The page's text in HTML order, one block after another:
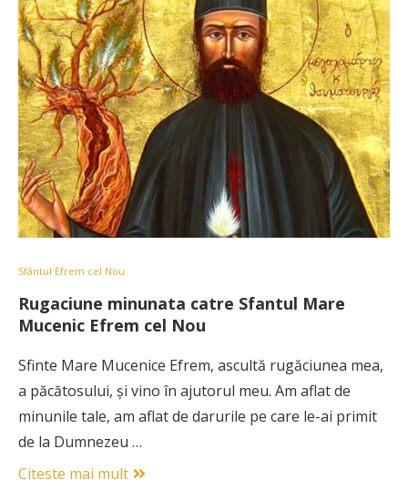
Sfântul Efrem cel Nou
Rugaciune minunata catre Sfantul Mare
Mucenic Efrem cel Nou
Sfinte Mare Mucenice Efrem, ascultă rugăciunea mea,
a păcătosului, şi vino în ajutorul meu. Am aflat de
minunile tale, am aflat de darurile pe care le-ai primit
de la Dumnezeu …
Citeste mai mult